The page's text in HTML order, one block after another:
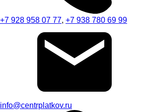
+7 928 958 07 77, +7 938 780 69 99
info@centrplatkov.ru